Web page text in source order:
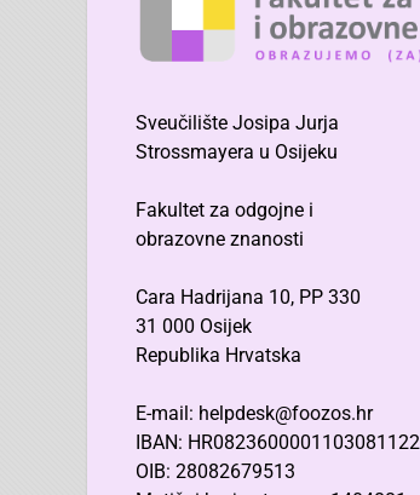
Sveučilište Josipa Jurja
Strossmayera u Osijeku
Fakultet za odgojne i
obrazovne znanosti
Cara Hadrijana 10, PP 330
31 000 Osijek
Republika Hrvatska
E-mail: helpdesk@foozos.hr
IBAN: HR0823600001103081122
OIB: 28082679513